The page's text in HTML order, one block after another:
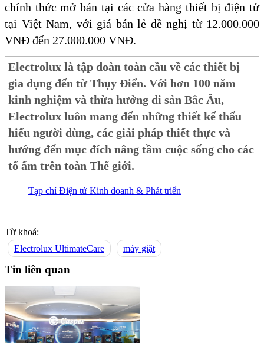
chính thức mở bán tại các cửa hàng thiết bị điện tử
tại Việt Nam, với giá bán lẻ đề nghị từ 12.000.000
VNĐ đến 27.000.000 VNĐ.
Electrolux là tập đoàn toàn cầu về các thiết bị
gia dụng đến từ Thụy Điển. Với hơn 100 năm
kinh nghiệm và thừa hưởng di sản Bắc Âu,
Electrolux luôn mang đến những thiết kế thấu
hiểu người dùng, các giải pháp thiết thực và
hướng đến mục đích nâng tầm cuộc sống cho các
tổ ấm trên toàn Thế giới.
Tạp chí Điện tử Kinh doanh & Phát triển
Từ khoá:
Electrolux UltimateCare
máy giặt
Tin liên quan